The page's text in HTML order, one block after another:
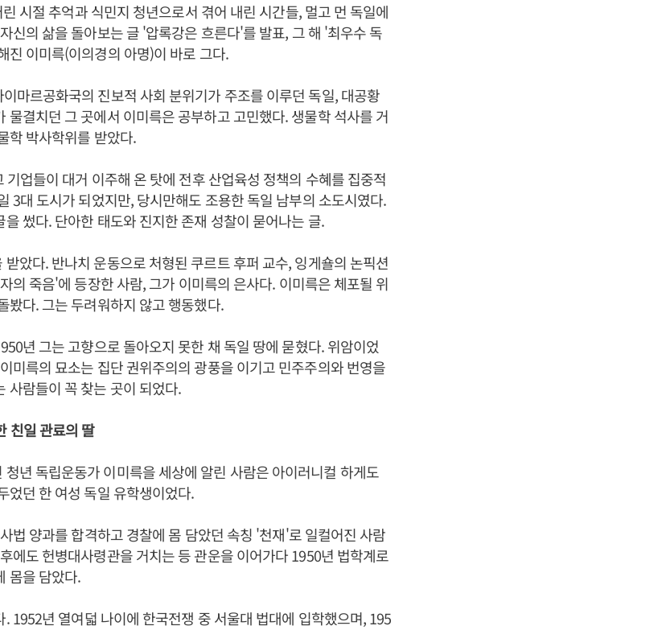
시절 추억과 식민지 청년으로서 겪어 내린 시간들, 멀고 먼 독일에
신의 삶을 돌아보는 글 '압록강은 흐른다'를 발표, 그 해 '최우수 독
진 이미륵(이의경의 아명)이 바로 그다.
마르공화국의 진보적 사회 분위기가 주조를 이루던 독일, 대공황
물결치던 그 곳에서 이미륵은 공부하고 고민했다. 생물학 석사를 거
학 박사학위를 받았다.
업들이 대거 이주해 온 탓에 전후 산업육성 정책의 수혜를 집중적
3대 도시가 되었지만, 당시만해도 조용한 독일 남부의 소도시였다.
썼다. 단아한 태도와 진지한 존재 성찰이 묻어나는 글.
았다. 반나치 운동으로 처형된 쿠르트 후퍼 교수, 잉게숄의 논픽션
의 죽음'에 등장한 사람, 그가 이미륵의 은사다. 이미륵은 체포될 위
봤다. 그는 두려워하지 않고 행동했다.
년 그는 고향으로 돌아오지 못한 채 독일 땅에 묻혔다. 위암이었
미륵의 묘소는 집단 권위주의의 광풍을 이기고 민주주의와 번영을
사람들이 꼭 찾는 곳이 되었다.
친일 관료의 딸
년 독립운동가 이미륵을 세상에 알린 사람은 아이러니컬 하게도
었던 한 여성 독일 유학생이었다.
법 양과를 합격하고 경찰에 몸 담았던 속칭 '천재'로 일컬어진 사람
에도 헌병대사령관을 거치는 등 관운을 이어가다 1950년 법학계로
몸을 담았다.
1952년 열여덟 나이에 한국전쟁 중 서울대 법대에 입학했으며, 195